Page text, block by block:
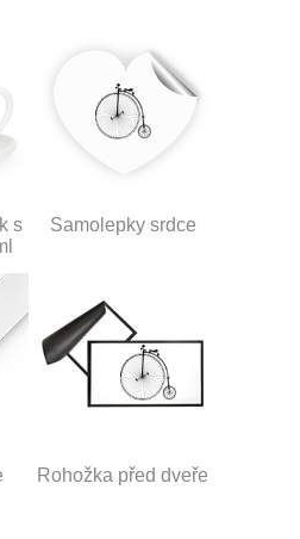
s
Samolepky srdce
Rohožka před dveře